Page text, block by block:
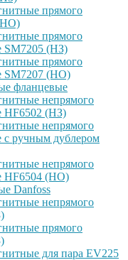
прямого
прямого
SM7205 (НЗ)
прямого
SM7207 (НО)
фланцевые
непрямого
HF6502 (НЗ)
непрямого
с ручным дублером
непрямого
HF6504 (НО)
Danfoss
непрямого
прямого
для пара EV225